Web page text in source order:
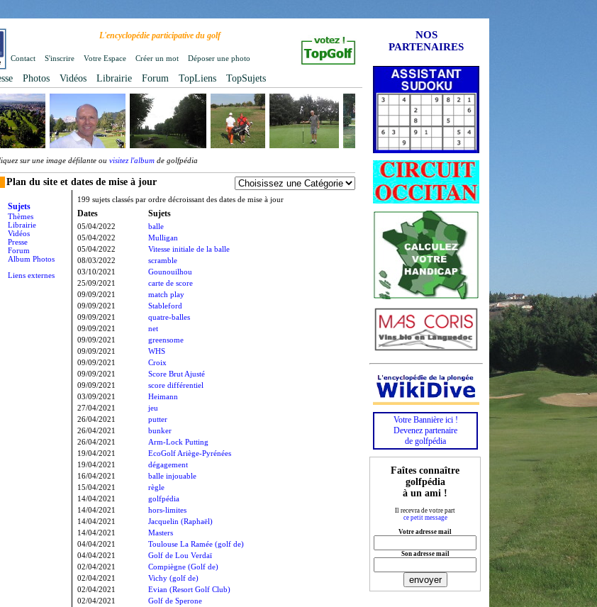
L'encyclopédie participative du golf
Contact S'inscrire Votre Espace Créer un mot Déposer une photo
Photos Vidéos Librairie Forum TopLiens TopSujets
sur une image défilante ou visitez l'album de golfpédia
Plan du site et dates de mise à jour
Sujets
Thèmes
Librairie
Vidéos
Presse
Forum
Album Photos
Liens externes
199 sujets classés par ordre décroissant des dates de mise à jour
Dates Sujets
05/04/2022
balle
05/04/2022
Mulligan
05/04/2022
Vitesse initiale de la balle
08/03/2022
scramble
03/10/2021
Gounouilhou
25/09/2021
carte de score
09/09/2021
match play
09/09/2021
Stableford
09/09/2021
quatre-balles
09/09/2021
net
09/09/2021
greensome
09/09/2021
WHS
09/09/2021
Croix
09/09/2021
Score Brut Ajusté
09/09/2021
score différentiel
03/09/2021
Heimann
27/04/2021
jeu
26/04/2021
putter
26/04/2021
bunker
26/04/2021
Arm-Lock Putting
19/04/2021
EcoGolf Ariège-Pyrénées
19/04/2021
dégagement
16/04/2021
balle injouable
15/04/2021
règle
14/04/2021
golfpédia
14/04/2021
hors-limites
14/04/2021
Jacquelin (Raphaël)
14/04/2021
Masters
04/04/2021
Toulouse La Ramée (golf de)
04/04/2021
Golf de Lou Verdaï
02/04/2021
Compiègne (Golf de)
02/04/2021
Vichy (golf de)
02/04/2021
Evian (Resort Golf Club)
02/04/2021
Golf de Sperone
NOS
PARTENAIRES
Votre Bannière ici !
Devenez partenaire
de golfpédia
Faîtes connaître
golfpédia
à un ami !
Il recevra de votre part
ce petit message
Votre adresse mail
Son adresse mail